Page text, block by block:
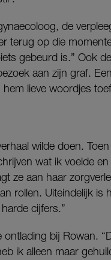
de
terug op die
gebeurd is.” Ook
aan zijn graf.
lieve woordjes
wilde doen.
wat ik voelde
ze aan haar
rollen. Uiteindelijk
cijfers.”
bij Rowan.
ik alleen maar